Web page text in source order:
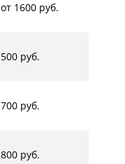
от 1600 руб.
500 руб.
700 руб.
800 руб.